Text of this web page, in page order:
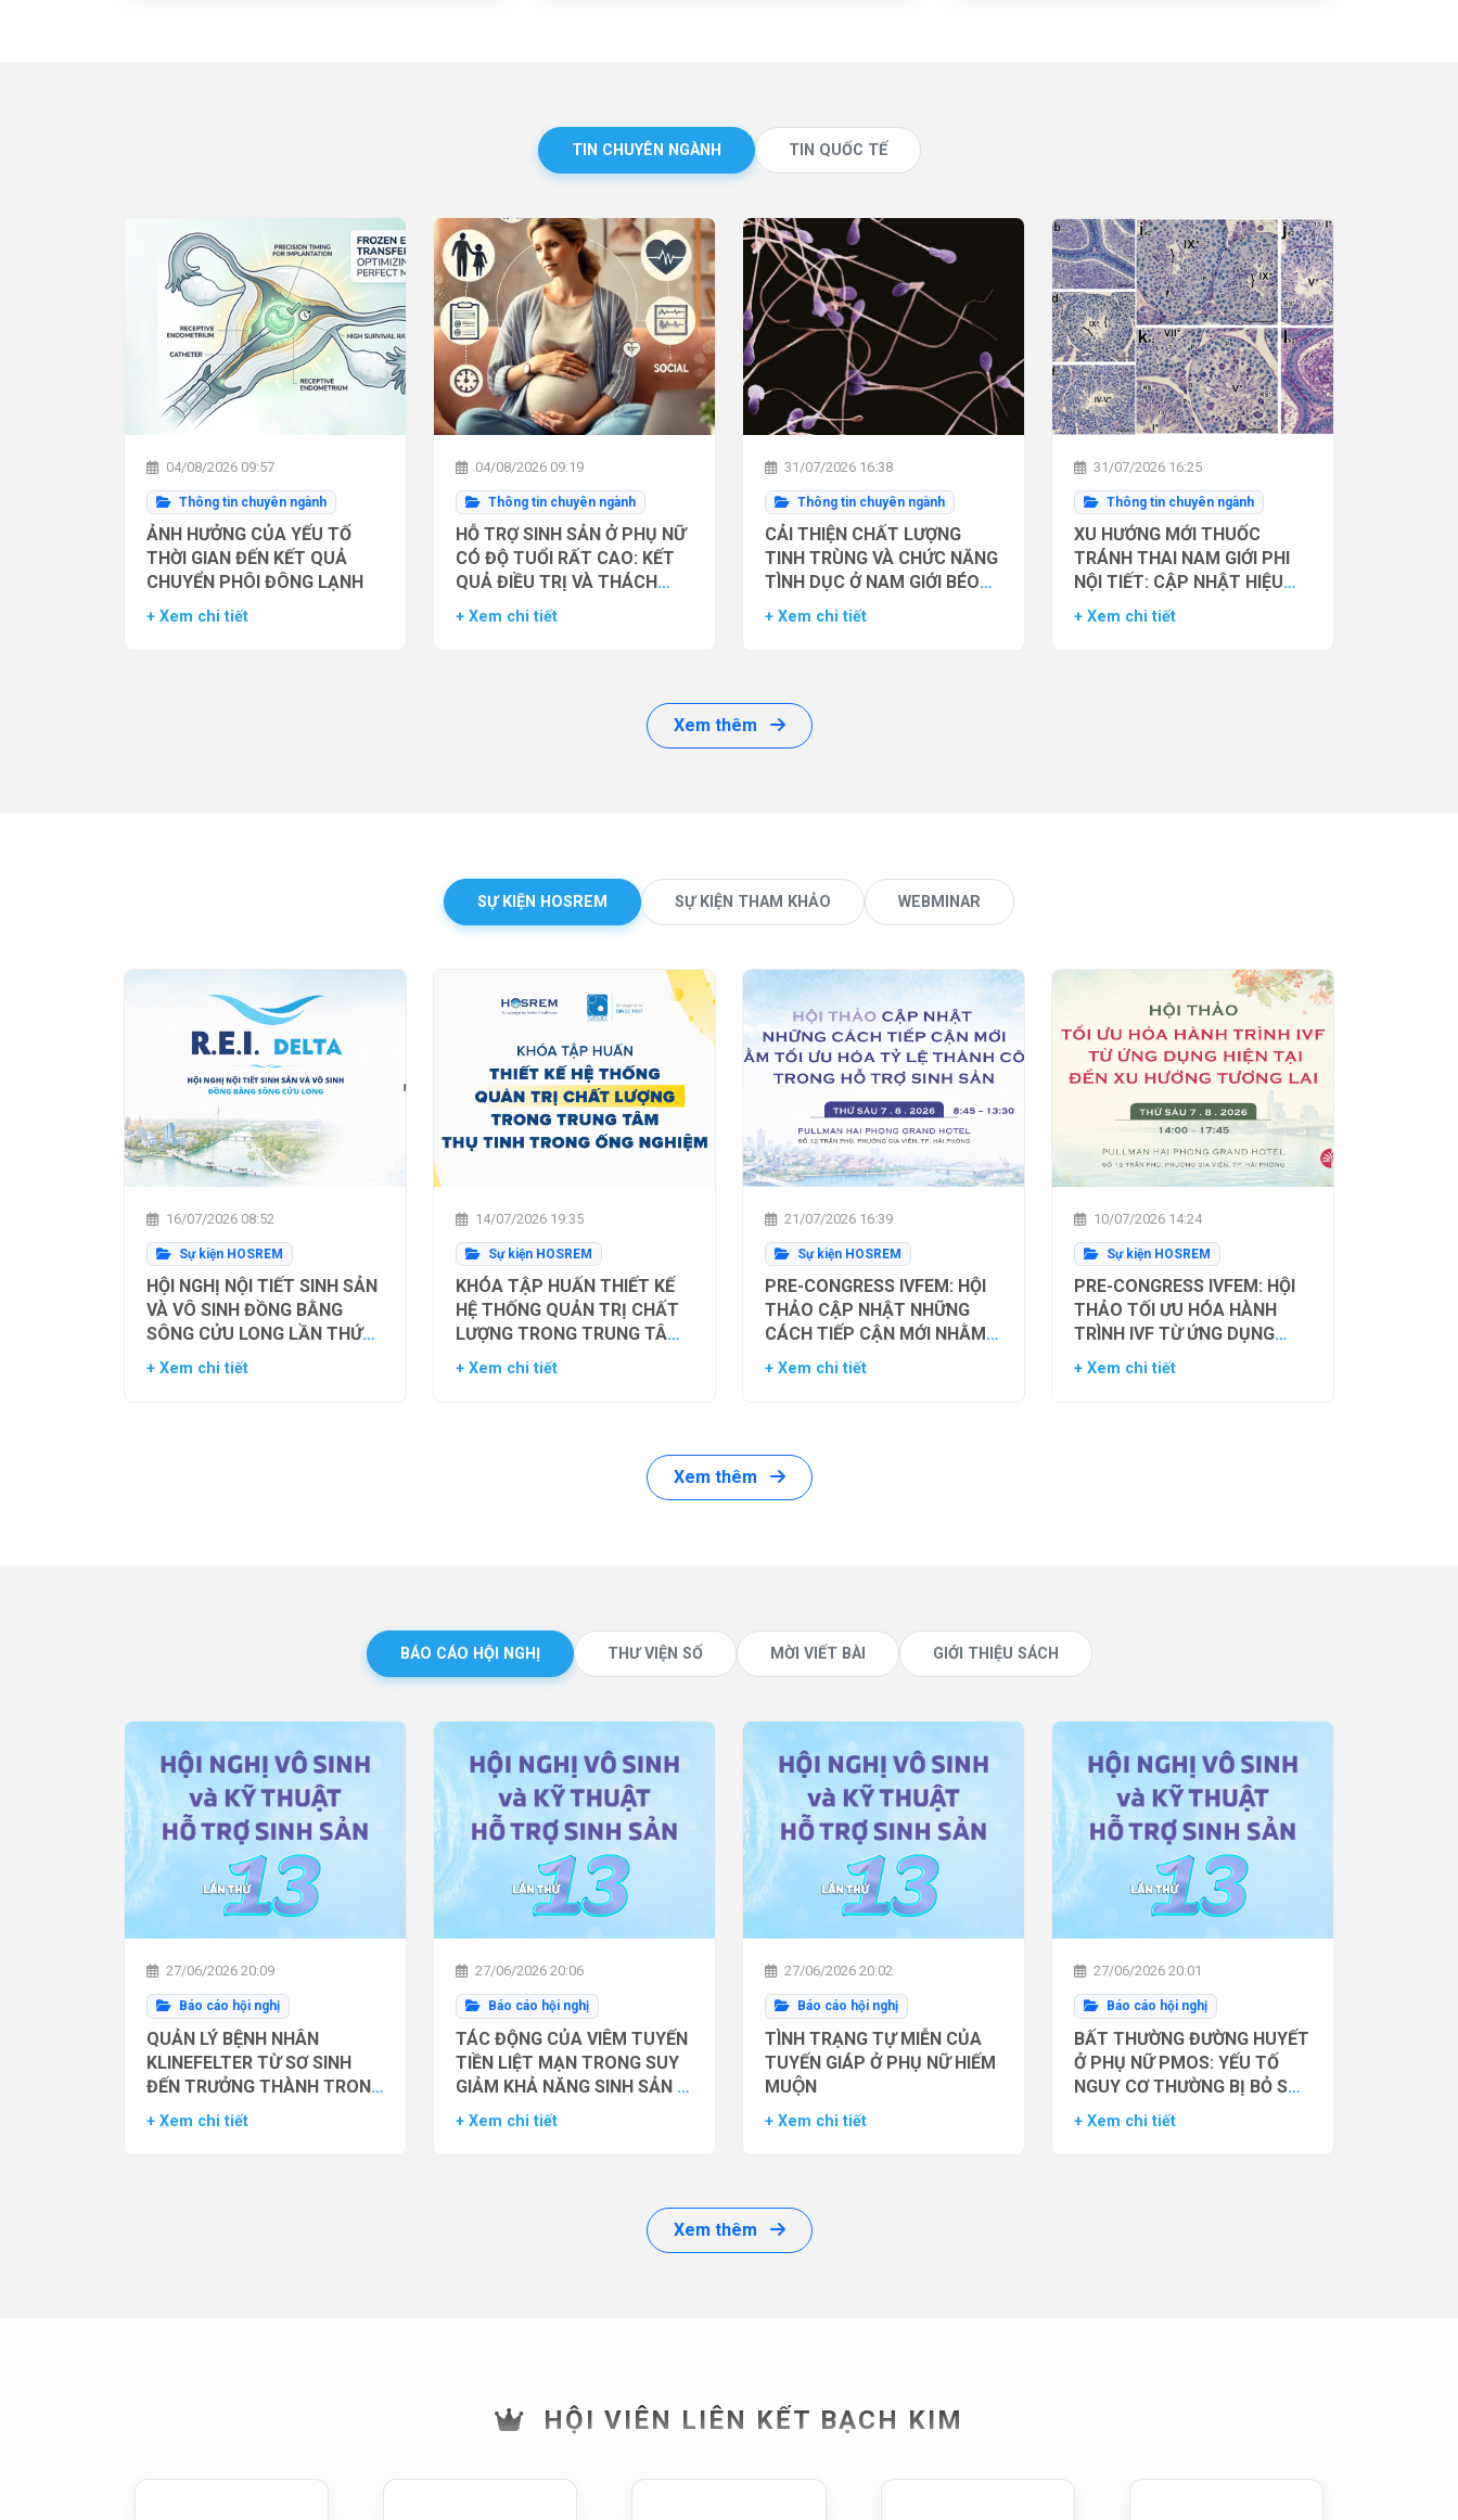
TIN CHUYÊN NGÀNH TIN QUỐC TẾ
04/08/2026 09:57
Thông tin chuyên ngành
ẢNH HƯỞNG CỦA YẾU TỐ
THỜI GIAN ĐẾN KẾT QUẢ
CHUYỂN PHÔI ĐÔNG LẠNH
+ Xem chi tiết
04/08/2026 09:19
Thông tin chuyên ngành
HỖ TRỢ SINH SẢN Ở PHỤ NỮ
CÓ ĐỘ TUỔI RẤT CAO: KẾT
QUẢ ĐIỀU TRỊ VÀ THÁCH
THỨC LÂM SÀNG
+ Xem chi tiết
31/07/2026 16:38
Thông tin chuyên ngành
CẢI THIỆN CHẤT LƯỢNG
TINH TRÙNG VÀ CHỨC NĂNG
TÌNH DỤC Ở NAM GIỚI BÉO
PHÌ BẰNG THUỐC ĐỒNG VẬN
+ Xem chi tiết
31/07/2026 16:25
Thông tin chuyên ngành
XU HƯỚNG MỚI THUỐC
TRÁNH THAI NAM GIỚI PHI
NỘI TIẾT: CẬP NHẬT HIỆU
QUẢ THỬ NGHIỆM LÂM
+ Xem chi tiết
Xem thêm
SỰ KIỆN HOSREM SỰ KIỆN THAM KHẢO WEBMINAR
16/07/2026 08:52
Sự kiện HOSREM
HỘI NGHỊ NỘI TIẾT SINH SẢN
VÀ VÔ SINH ĐỒNG BẰNG
SÔNG CỬU LONG LẦN THỨ
NHẤT
+ Xem chi tiết
14/07/2026 19:35
Sự kiện HOSREM
KHÓA TẬP HUẤN THIẾT KẾ
HỆ THỐNG QUẢN TRỊ CHẤT
LƯỢNG TRONG TRUNG TÂM
THỤ TINH TRONG ỐNG
+ Xem chi tiết
21/07/2026 16:39
Sự kiện HOSREM
PRE-CONGRESS IVFEM: HỘI
THẢO CẬP NHẬT NHỮNG
CÁCH TIẾP CẬN MỚI NHẰM
TỐI ƯU HÓA TỶ LỆ THÀNH
+ Xem chi tiết
10/07/2026 14:24
Sự kiện HOSREM
PRE-CONGRESS IVFEM: HỘI
THẢO TỐI ƯU HÓA HÀNH
TRÌNH IVF TỪ ỨNG DỤNG
HIỆN TẠI ĐẾN XU HƯỚNG
+ Xem chi tiết
Xem thêm
BÁO CÁO HỘI NGHỊ THƯ VIỆN SỐ MỜI VIẾT BÀI GIỚI THIỆU SÁCH
27/06/2026 20:09
Báo cáo hội nghị
QUẢN LÝ BỆNH NHÂN
KLINEFELTER TỪ SƠ SINH
ĐẾN TRƯỞNG THÀNH TRONG
THỰC HÀNH HỖ TRỢ SINH
+ Xem chi tiết
27/06/2026 20:06
Báo cáo hội nghị
TÁC ĐỘNG CỦA VIÊM TUYẾN
TIỀN LIỆT MẠN TRONG SUY
GIẢM KHẢ NĂNG SINH SẢN Ở
NAM GIỚI
+ Xem chi tiết
27/06/2026 20:02
Báo cáo hội nghị
TÌNH TRẠNG TỰ MIỄN CỦA
TUYẾN GIÁP Ở PHỤ NỮ HIẾM
MUỘN
+ Xem chi tiết
27/06/2026 20:01
Báo cáo hội nghị
BẤT THƯỜNG ĐƯỜNG HUYẾT
Ở PHỤ NỮ PMOS: YẾU TỐ
NGUY CƠ THƯỜNG BỊ BỎ SÓT
– DỮ LIỆU TỪ NGHIÊN CỨU
+ Xem chi tiết
Xem thêm
HỘI VIÊN LIÊN KẾT BẠCH KIM